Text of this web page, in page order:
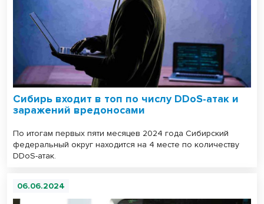
Сибирь входит в топ по числу DDoS-атак и
заражений вредоносами
По итогам первых пяти месяцев 2024 года Сибирский
федеральный округ находится на 4 месте по количеству
DDoS-атак.
06.06.2024